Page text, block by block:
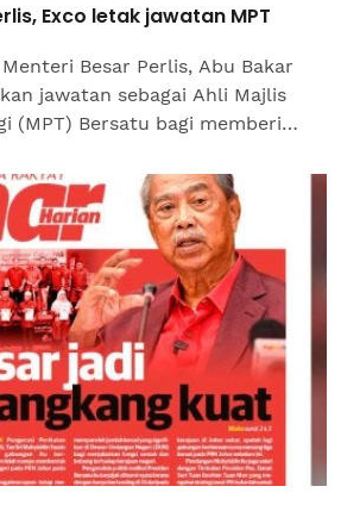
Exco letak jawatan MPT
Besar Perlis, Abu Bakar
jawatan sebagai Ahli Majlis
(MPT) Bersatu bagi memberi